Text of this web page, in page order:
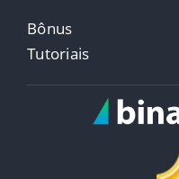
Bônus
Tutoriais